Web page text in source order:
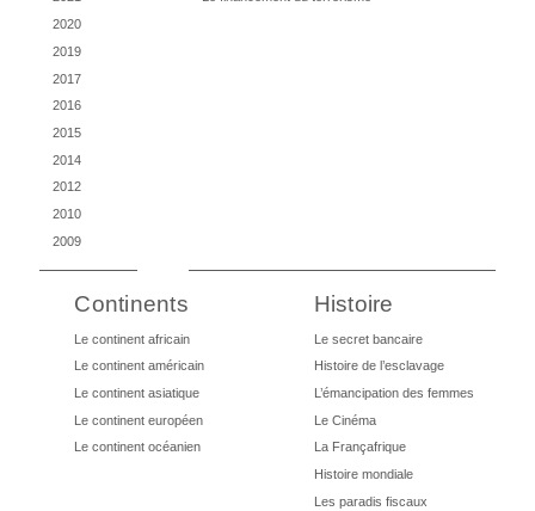
2020
2019
2017
2016
2015
2014
2012
2010
2009
Continents
Le continent africain
Le continent américain
Le continent asiatique
Le continent européen
Le continent océanien
Histoire
Le secret bancaire
Histoire de l’esclavage
L’émancipation des femmes
Le Cinéma
La Françafrique
Histoire mondiale
Les paradis fiscaux